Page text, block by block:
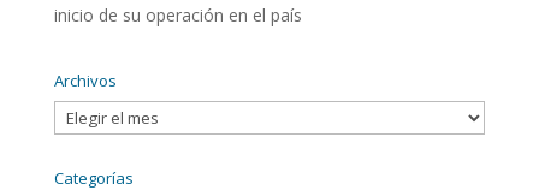
inicio de su operación en el país
Archivos
Archivos
Categorías